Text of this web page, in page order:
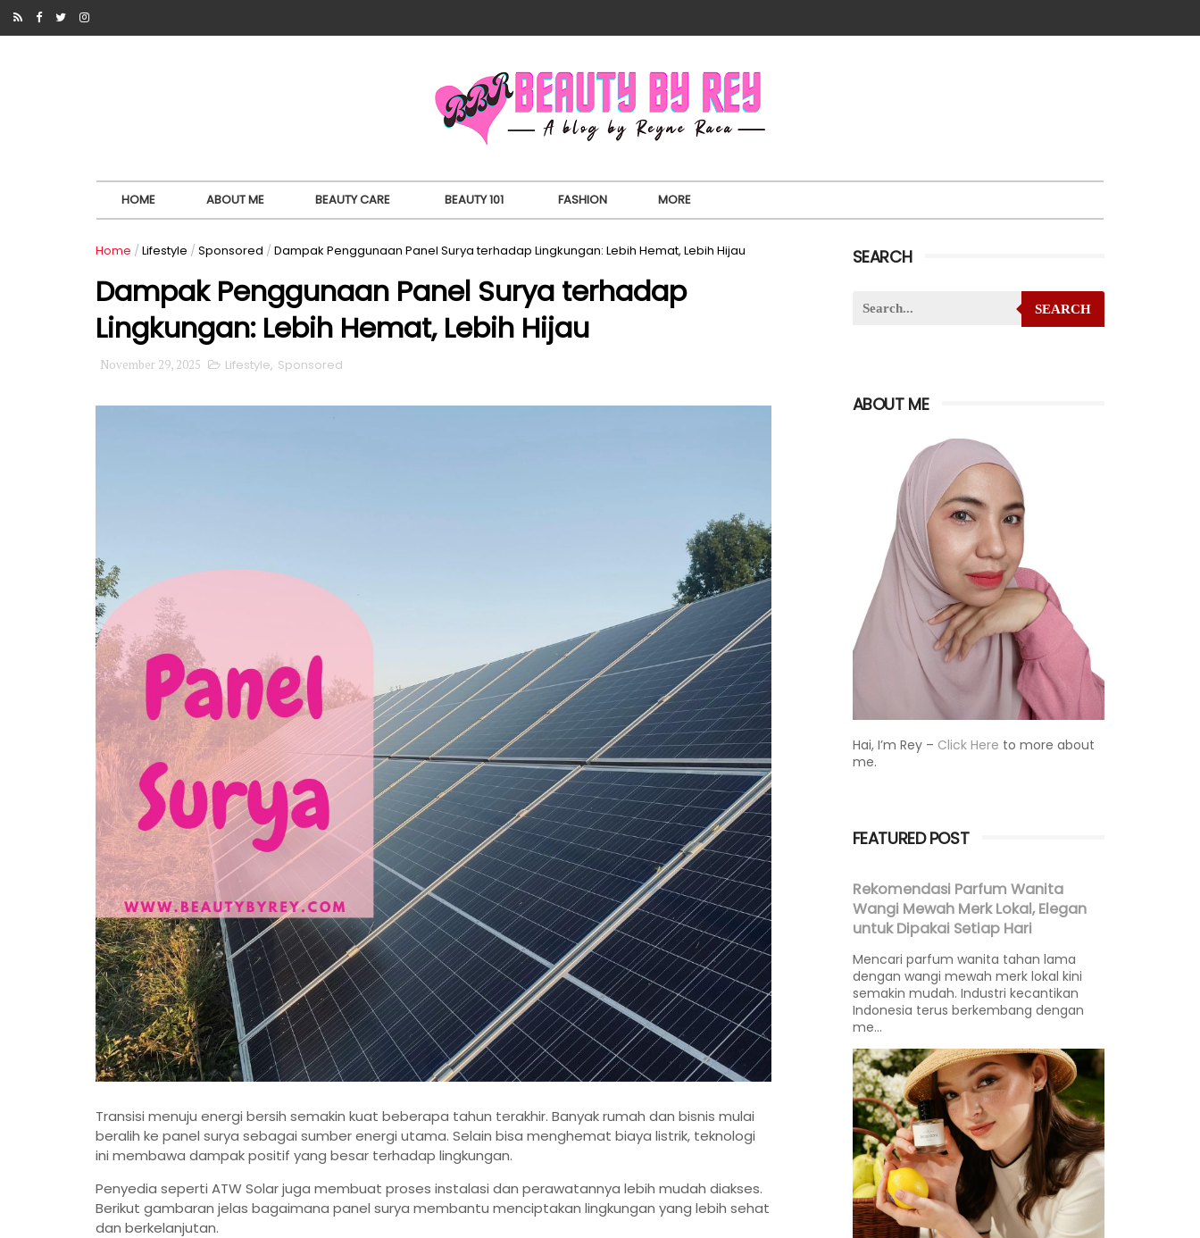
HOME ABOUT ME BEAUTY CARE BEAUTY 101 FASHION MORE
Home / Lifestyle / Sponsored / Dampak Penggunaan Panel Surya terhadap Lingkungan: Lebih Hemat, Lebih Hijau
Dampak Penggunaan Panel Surya terhadap
Lingkungan: Lebih Hemat, Lebih Hijau
November 29, 2025 Lifestyle, Sponsored
Transisi menuju energi bersih semakin kuat beberapa tahun terakhir. Banyak rumah dan bisnis mulai
beralih ke panel surya sebagai sumber energi utama. Selain bisa menghemat biaya listrik, teknologi
ini membawa dampak positif yang besar terhadap lingkungan.
Penyedia seperti ATW Solar juga membuat proses instalasi dan perawatannya lebih mudah diakses.
Berikut gambaran jelas bagaimana panel surya membantu menciptakan lingkungan yang lebih sehat
dan berkelanjutan.
SEARCH
SEARCH
ABOUT ME
Hai, I’m Rey – Click Here to more about
me.
FEATURED POST
Rekomendasi Parfum Wanita
Wangi Mewah Merk Lokal, Elegan
untuk Dipakai Setiap Hari
Mencari parfum wanita tahan lama
dengan wangi mewah merk lokal kini
semakin mudah. Industri kecantikan
Indonesia terus berkembang dengan
me...